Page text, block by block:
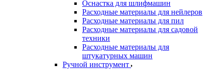
Оснастка для шлифмашин
Расходные материалы для нейлеров
Расходные материалы для пил
Расходные материалы для садовой
техники
Расходные материалы для
штукатурных машин
Ручной инструмент